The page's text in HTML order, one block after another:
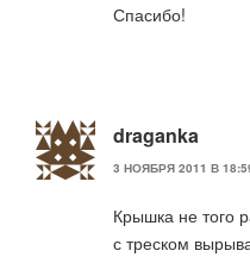
Спасибо!
draganka
3 НОЯБРЯ 2011 В
Крышка не того
с треском